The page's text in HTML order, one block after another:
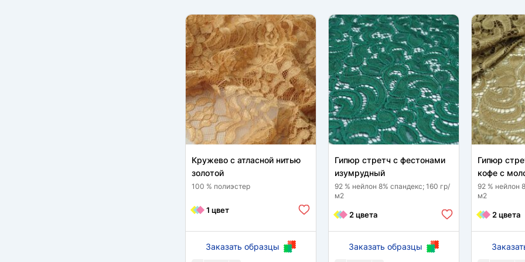
Кружево с атласной нитью
золотой
100 % полиэстер
1 цвет
Заказать образцы
Гипюр стретч с фестонами
изумрудный
92 % нейлон 8% спандекс; 160 гр/
м2
2 цвета
Заказать образцы
Гипюр
кофе с
92 % нейлон
м2
2 цвета